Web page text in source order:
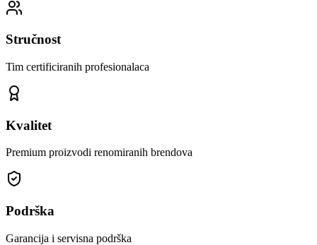
Stručnost
Tim certificiranih profesionalaca
Kvalitet
Premium proizvodi renomiranih brendova
Podrška
Garancija i servisna podrška